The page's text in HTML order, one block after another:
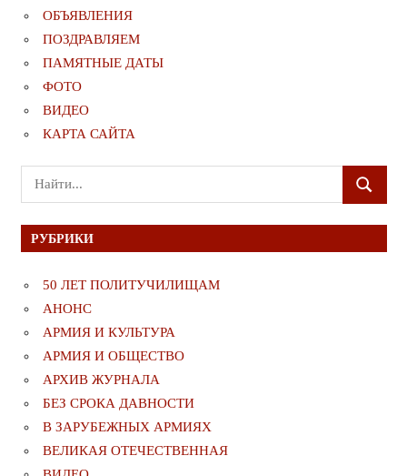
ОБЪЯВЛЕНИЯ
ПОЗДРАВЛЯЕМ
ПАМЯТНЫЕ ДАТЫ
ФОТО
ВИДЕО
КАРТА САЙТА
Поиск
для:
ПОИСК
РУБРИКИ
50 ЛЕТ ПОЛИТУЧИЛИЩАМ
АНОНС
АРМИЯ И КУЛЬТУРА
АРМИЯ И ОБЩЕСТВО
АРХИВ ЖУРНАЛА
БЕЗ СРОКА ДАВНОСТИ
В ЗАРУБЕЖНЫХ АРМИЯХ
ВЕЛИКАЯ ОТЕЧЕСТВЕННАЯ